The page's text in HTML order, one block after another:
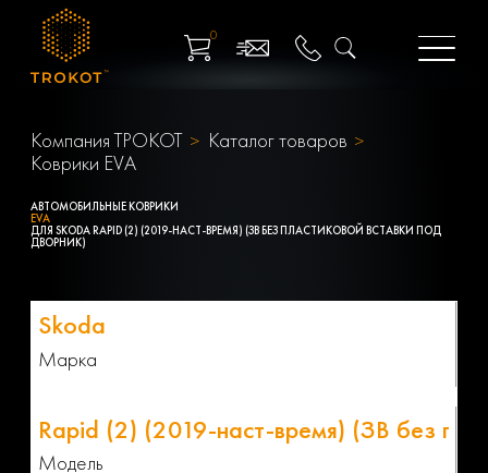
0
Компания ТРОКОТ
Каталог товаров
Коврики EVA
АВТОМОБИЛЬНЫЕ КОВРИКИ
EVA
ДЛЯ SKODA RAPID (2) (2019-НАСТ-ВРЕМЯ) (ЗВ БЕЗ ПЛАСТИКОВОЙ ВСТАВКИ ПОД
ДВОРНИК)
Марка
Модель